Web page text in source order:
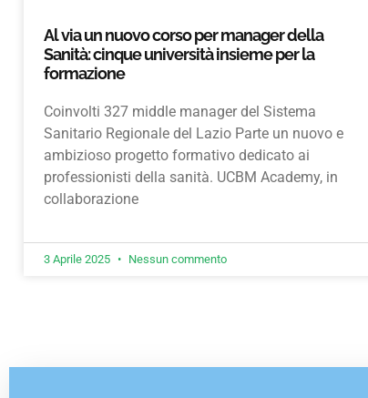
Al via un nuovo corso per manager della
Sanità: cinque università insieme per la
formazione
Coinvolti 327 middle manager del Sistema
Sanitario Regionale del Lazio Parte un nuovo e
ambizioso progetto formativo dedicato ai
professionisti della sanità. UCBM Academy, in
collaborazione
3 Aprile 2025 Nessun commento